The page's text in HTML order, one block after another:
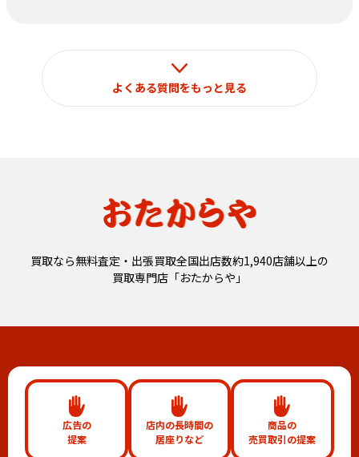
よくある質問をもっと見る
買取なら無料査定・出張買取全国出店数約1,940店舗以上の
買取専門店「おたからや」
広告の
提案
店内の長時間の
居座りなど
商品の
売買取引の提案